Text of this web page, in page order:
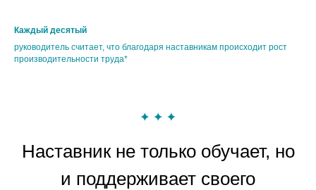
Каждый десятый
руководитель считает, что благодаря наставникам происходит рост
производительности труда*
Наставник не только обучает, но
и поддерживает своего